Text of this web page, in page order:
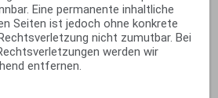
Eine permanente inhaltliche
Seiten ist jedoch ohne konkrete
nicht zumutbar. Bei
werden wir
entfernen.